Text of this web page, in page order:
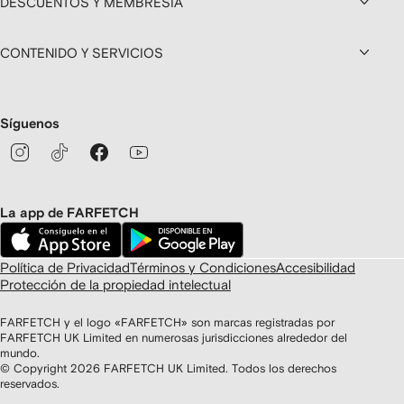
CONTENIDO Y SERVICIOS
Síguenos
La app de FARFETCH
Política de PrivacidadTérminos y CondicionesAccesibilidad
Protección de la propiedad intelectual
FARFETCH y el logo «FARFETCH» son marcas registradas por
FARFETCH UK Limited en numerosas jurisdicciones alrededor del
mundo.
© Copyright 2026 FARFETCH UK Limited. Todos los derechos
reservados.